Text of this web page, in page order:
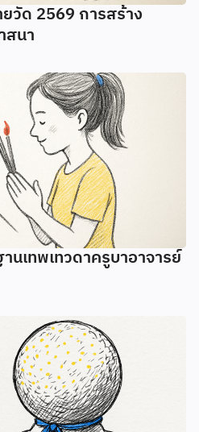
วัด 2569 การสร้าง
สนา
เทพเทวดาครูบาอาจารย์